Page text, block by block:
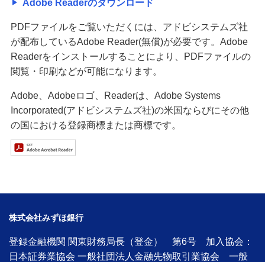
Adobe Readerのダウンロード
PDFファイルをご覧いただくには、アドビシステムズ社
が配布しているAdobe Reader(無償)が必要です。Adobe
Readerをインストールすることにより、PDFファイルの
閲覧・印刷などが可能になります。
Adobe、Adobeロゴ、Readerは、Adobe Systems
Incorporated(アドビシステムズ社)の米国ならびにその他
の国における登録商標または商標です。
株式会社みずほ銀行
登録金融機関 関東財務局長（登金） 第6号 加入協会：
日本証券業協会 一般社団法人金融先物取引業協会 一般